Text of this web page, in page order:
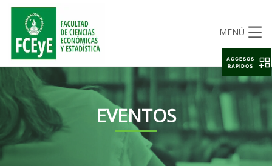
MENÚ
EVENTOS
ACCESOS
RAPIDOS